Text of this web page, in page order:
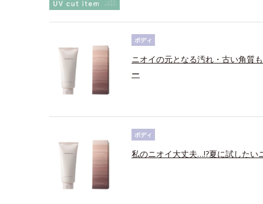
ボディ
ニオイの元となる汚れ・古い角質
ー
ボディ
私のニオイ大丈夫…!?夏に試したい